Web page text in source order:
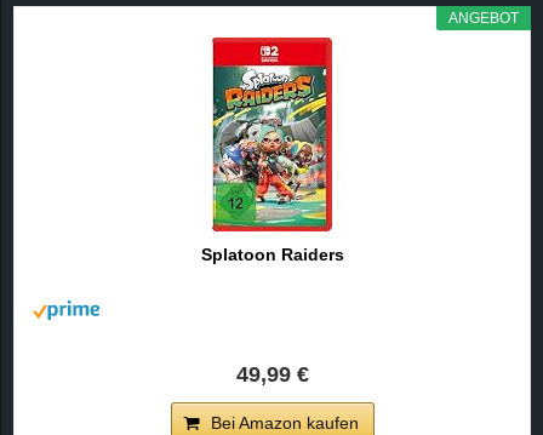
ANGEBOT
Splatoon Raiders
49,99 €
Bei Amazon kaufen